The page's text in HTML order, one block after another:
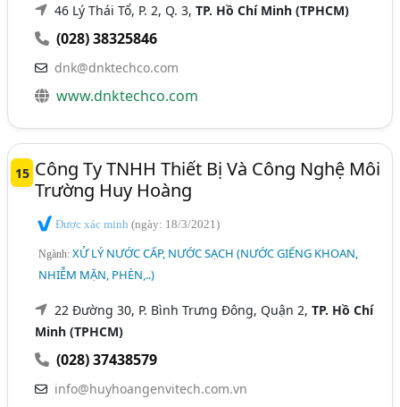
46 Lý Thái Tổ, P. 2, Q. 3,TP. Hồ Chí Minh (TPHCM)
(028) 38325846
dnk@dnktechco.com
www.dnktechco.com
15 Công Ty TNHH Thiết Bị Và Công Nghệ Môi
Trường Huy Hoàng
Được xác minh(ngày: 18/3/2021)
Ngành:XỬ LÝ NƯỚC CẤP, NƯỚC SẠCH (NƯỚC GIẾNG KHOAN,
NHIỄM MẶN, PHÈN,..)
22 Đường 30, P. Bình Trưng Đông, Quận 2,TP. Hồ Chí
Minh (TPHCM)
(028) 37438579
info@huyhoangenvitech.com.vn